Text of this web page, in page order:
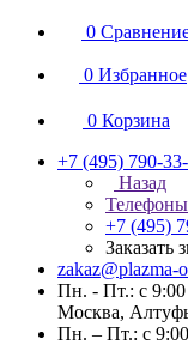
0
0 Избранное
0 Корзина
+7 (495) 790-
Назад
Телефоны
+7 (495)
Заказать
zakaz@plazma-
Пн. - Пт.: с 9:00
Москва,
Пн. – Пт.: с